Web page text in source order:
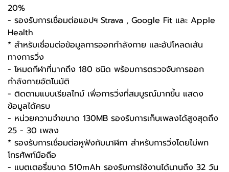
20%
- รองรับการเชื่อมต่อแอปฯ Strava , Google Fit และ Apple
Health
* สำหรับเชื่อมต่อข้อมูลการออกกำลังกาย และอัปโหลดเส้น
ทางการวิ่ง
- โหมดกีฬาที่มากถึง 180 ชนิด พร้อมการตรวจจับการออก
กำลังกายอัตโนมัติ
- ติดตามแบบเรียลไทม์ เพื่อการวิ่งที่สมบูรณ์มากขึ้น แสดง
ข้อมูลได้ครบ
- หน่วยความจำขนาด 130MB รองรับการเก็บเพลงได้สูงสุดถึง
25 - 30 เพลง
* รองรับการเชื่อมต่อหูฟังกับนาฬิกา สำหรับการวิ่งโดยไม่พก
โทรศัพท์มือถือ
- แบตเตอรี่ขนาด 510mAh รองรับการใช้งานได้นานถึง 32 วัน